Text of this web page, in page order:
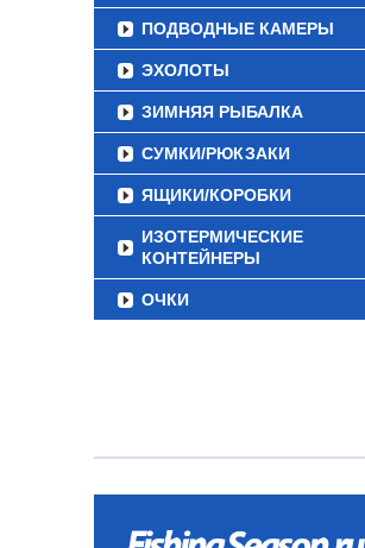
ПОДВОДНЫЕ КАМЕРЫ
ЭХОЛОТЫ
ЗИМНЯЯ РЫБАЛКА
СУМКИ/РЮКЗАКИ
ЯЩИКИ/КОРОБКИ
ИЗОТЕРМИЧЕСКИЕ
КОНТЕЙНЕРЫ
ОЧКИ